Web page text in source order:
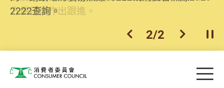
2222查詢。
方便日後作出跟進。
上一個
2/2 下一個開
消費者委員會 目